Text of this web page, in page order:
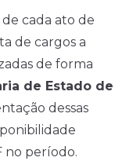
cada ato de
de cargos a
de forma
de Estado de
dessas
no período.